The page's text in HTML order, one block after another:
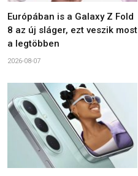
Európában is a Galaxy Z Fold
8 az új sláger, ezt veszik most
a legtöbben
2026-08-07